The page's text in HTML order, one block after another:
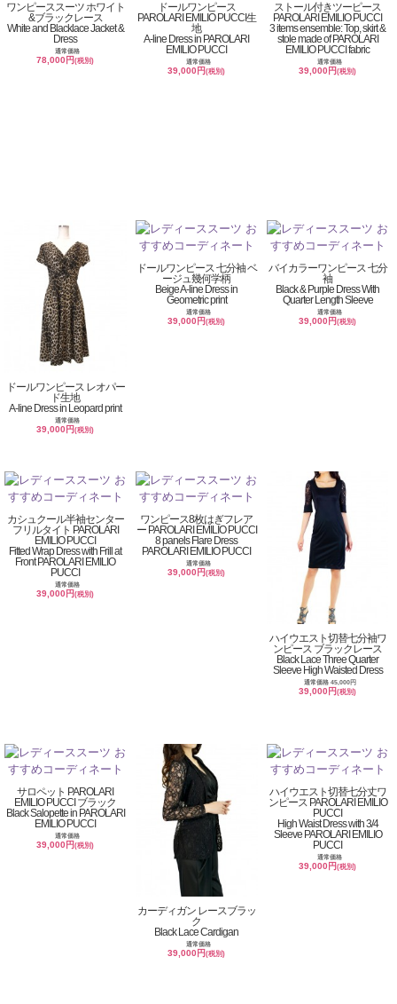
ワンピーススーツ ホワイト
&ブラックレース
White and Blacklace Jacket &
Dress
通常価格
78,000円(税別)
ドールワンピース
PAROLARI EMILIO PUCCI生
地
A-line Dress in PAROLARI
EMILIO PUCCI
通常価格
39,000円(税別)
ストール付きツーピース
PAROLARI EMILIO PUCCI
3 items ensemble: Top, skirt &
stole made of PAROLARI
EMILIO PUCCI fabric
通常価格
39,000円(税別)
ドールワンピース レオパー
ド生地
A-line Dress in Leopard print
通常価格
39,000円(税別)
ドールワンピース 七分袖 ベ
ージュ幾何学柄
Beige A-line Dress in
Geometric print
通常価格
39,000円(税別)
バイカラーワンピース 七分
袖
Black & Purple Dress With
Quarter Length Sleeve
通常価格
39,000円(税別)
カシュクール半袖センター
フリルタイト PAROLARI
EMILIO PUCCI
Fitted Wrap Dress with Frill at
Front PAROLARI EMILIO
PUCCI
通常価格
39,000円(税別)
ワンピース8枚はぎフレア
ー PAROLARI EMILIO PUCCI
8 panels Flare Dress
PAROLARI EMILIO PUCCI
通常価格
39,000円(税別)
ハイウエスト切替七分袖ワ
ンピース ブラックレース
Black Lace Three Quarter
Sleeve High Waisted Dress
通常価格 45,000円
39,000円(税別)
サロペット PAROLARI
EMILIO PUCCI ブラック
Black Salopette in PAROLARI
EMILIO PUCCI
通常価格
39,000円(税別)
カーディガン レースブラッ
ク
Black Lace Cardigan
通常価格
39,000円(税別)
ハイウエスト切替七分丈ワ
ンピース PAROLARI EMILIO
PUCCI
High Waist Dress with 3/4
Sleeve PAROLARI EMILIO
PUCCI
通常価格
39,000円(税別)